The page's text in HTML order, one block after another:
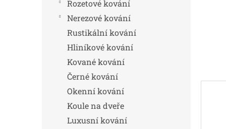
Rozetové kování
Nerezové kování
Rustikální kování
Hliníkové kování
Kované kování
Černé kování
Okenní kování
Koule na dveře
Luxusní kování